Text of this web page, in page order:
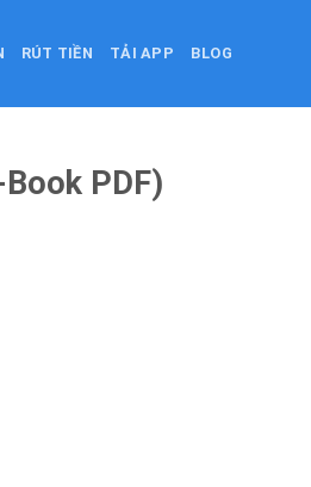
RÚT TIỀN TẢI APP BLOG
PDF)